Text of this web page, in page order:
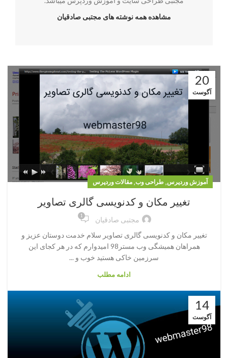
مشاهده همه نوشته های مجتبی صادقیان
20
آگوست
آموزش وردپرس, طراحی وب, مقالات وردپرس
تغییر مکان و کدنویسی گالری تصاویر
مجتبی صادقیان 1
تغییر مکان و کدنویسی گالری تصاویر سلام خدمت دوستان عزیز و
همراهان همیشگی وب مستر98 امیدوارم که در هر کجای این
سرزمین خاکی هستید خوب و ...
ادامه مطلب
14
آگوست